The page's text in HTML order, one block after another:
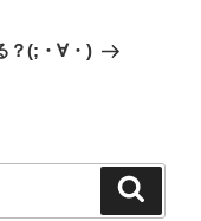
？(;・∀・)